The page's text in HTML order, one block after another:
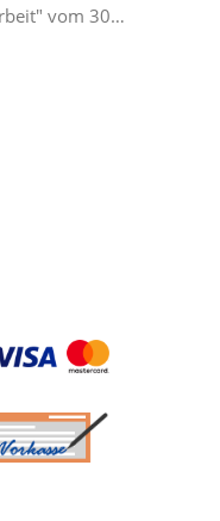
Seminar "Spürhundarbeit" vom 30.10. - 01.11.26